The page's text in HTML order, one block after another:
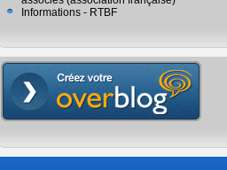
Informations - RTBF